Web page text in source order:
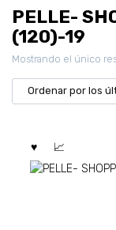
PELLE-
(120)-19
Mostrando el único